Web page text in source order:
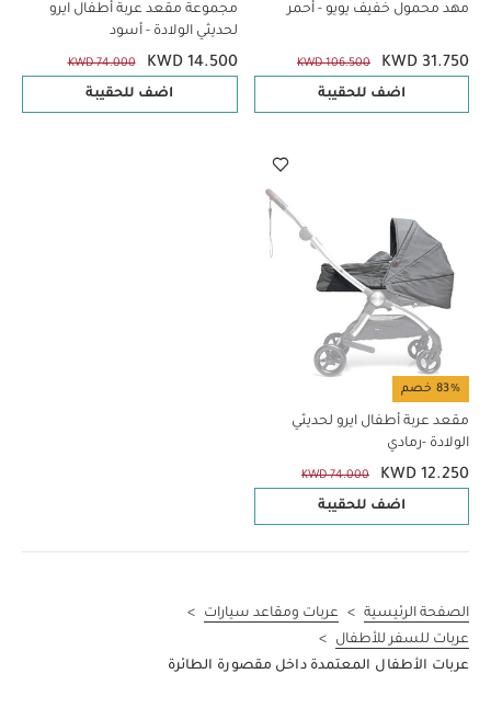
مهد محمول خفيف يويو - أحمر
KWD 31.750
KWD 106.500
اضف للحقيبة
مجموعة مقعد عربة أطفال ايرو
لحديثي الولادة - أسود
KWD 14.500
KWD 74.000
اضف للحقيبة
83% خصم
مقعد عربة أطفال ايرو لحديثي
الولادة -رمادي
KWD 12.250
KWD 74.000
اضف للحقيبة
الصفحة الرئيسية > عربات ومقاعد سيارات
>
عربات للسفر للأطفال
>
عربات الأطفال المعتمدة داخل مقصورة الطائرة